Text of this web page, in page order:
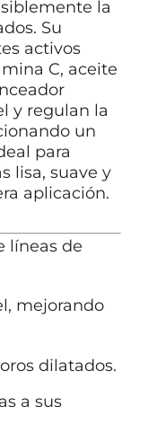
la
Su
activos
C, aceite
y regulan la
un
para
lisa, suave y
aplicación.
líneas de
mejorando
dilatados.
a sus